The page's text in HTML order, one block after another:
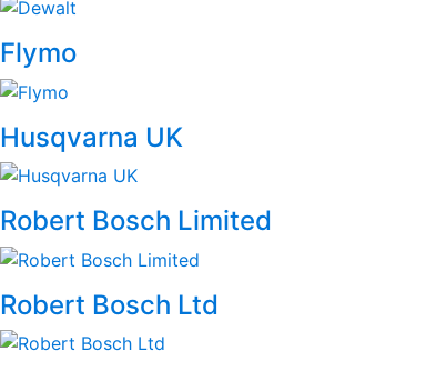
Flymo
Husqvarna UK
Robert Bosch Limited
Robert Bosch Ltd